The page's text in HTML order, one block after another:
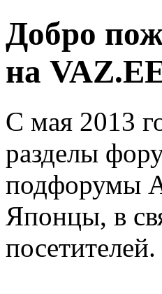
Добро
на
С мая 2013
разделы
подфорумы
Японцы, в
посетителей.